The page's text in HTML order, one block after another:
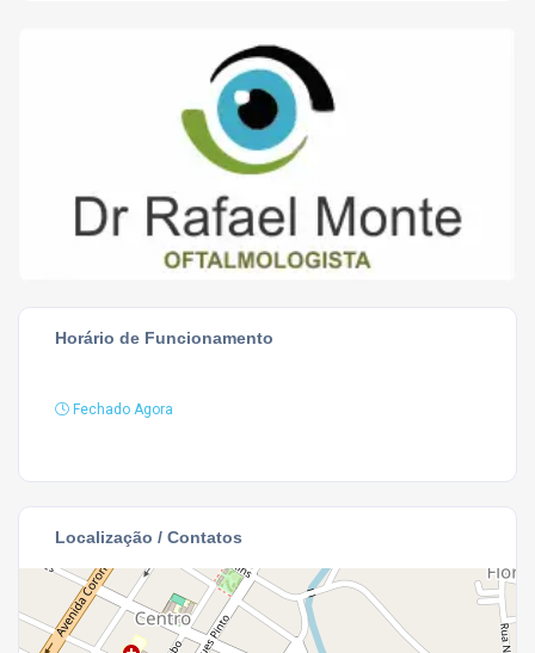
Horário de Funcionamento
Fechado Agora
Localização / Contatos